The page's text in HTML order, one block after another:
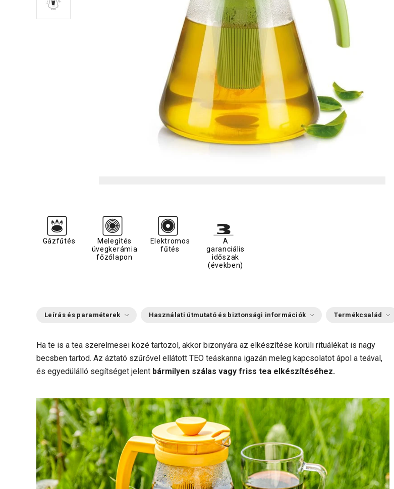
Gázfűtés
Melegítés
üvegkerámia
főzőlapon
Elektromos
fűtés
A
garanciális
időszak
(években)
Leírás és paraméterek Használati útmutató és biztonsági információk Termékcsalád
Ha te is a tea szerelmesei közé tartozol, akkor bizonyára az elkészítése körüli rituálékat is nagy
becsben tartod. Az áztató szűrővel ellátott TEO teáskanna igazán meleg kapcsolatot ápol a teával,
és egyedülálló segítséget jelent bármilyen szálas vagy friss tea elkészítéséhez.